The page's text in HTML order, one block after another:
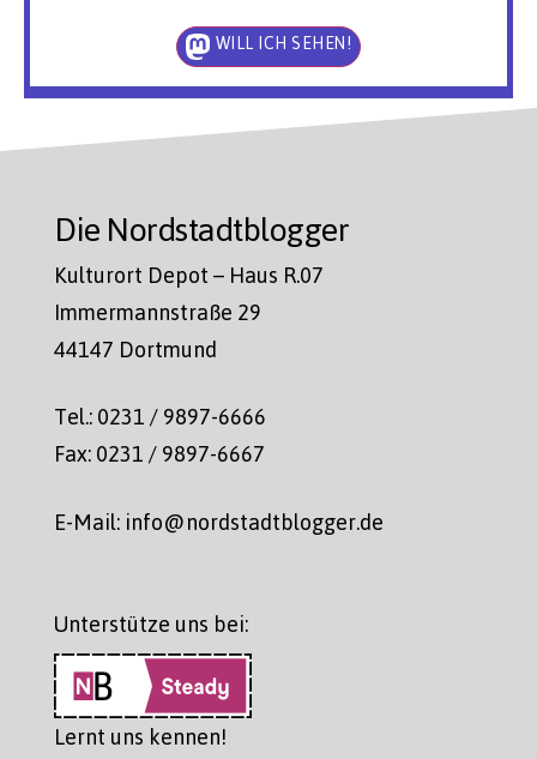
WILL ICH SEHEN!
Die Nordstadtblogger
Kulturort Depot – Haus R.07
Immermannstraße 29
44147 Dortmund
Tel.: 0231 / 9897-6666
Fax: 0231 / 9897-6667
E-Mail: info@nordstadtblogger.de
Unterstütze uns bei:
Lernt uns kennen!